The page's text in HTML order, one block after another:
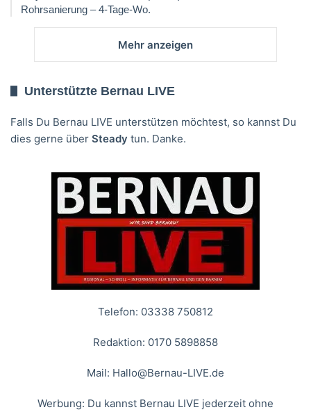
Rohrsanierung – 4-Tage-Wo.
Mehr anzeigen
Unterstützte Bernau LIVE
Falls Du Bernau LIVE unterstützen möchtest, so kannst Du
dies gerne über Steady tun. Danke.
Telefon: 03338 750812
Redaktion: 0170 5898858
Mail: Hallo@Bernau-LIVE.de
Werbung: Du kannst Bernau LIVE jederzeit ohne